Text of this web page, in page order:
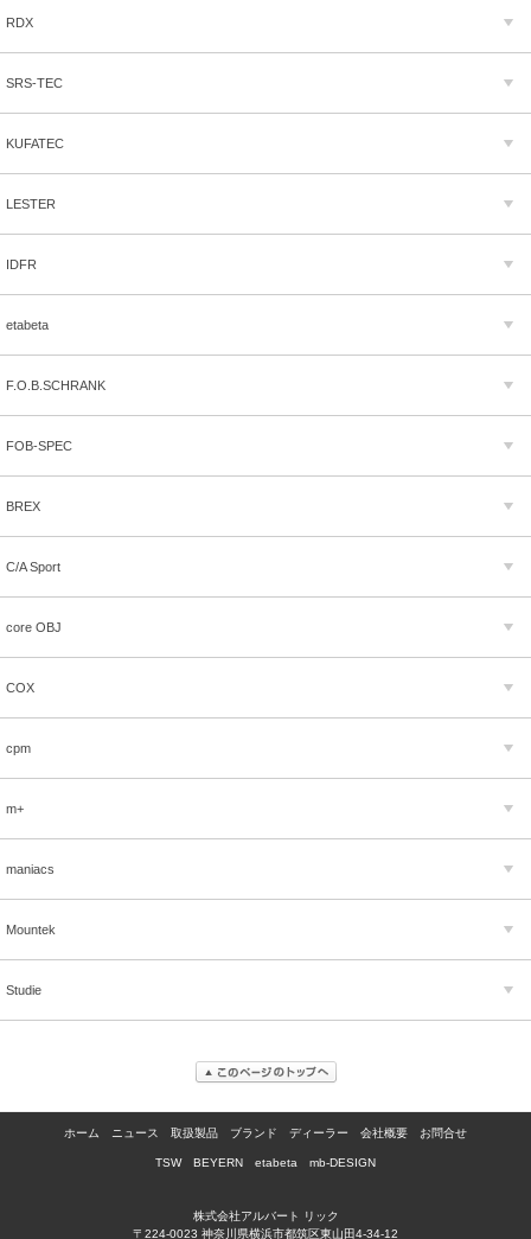
RDX
SRS-TEC
KUFATEC
LESTER
IDFR
etabeta
F.O.B.SCHRANK
FOB-SPEC
BREX
C/A Sport
core OBJ
COX
cpm
m+
maniacs
Mountek
Studie
ホーム ニュース 取扱製品 ブランド ディーラー 会社概要 お問合せ
TSW BEYERN etabeta mb-DESIGN
株式会社アルバート リック
〒224-0023 神奈川県横浜市都筑区東山田4-34-12